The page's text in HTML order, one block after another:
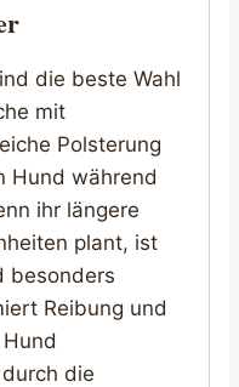
die beste Wahl
mit
Polsterung
Hund während
ihr längere
plant, ist
besonders
Reibung und
die